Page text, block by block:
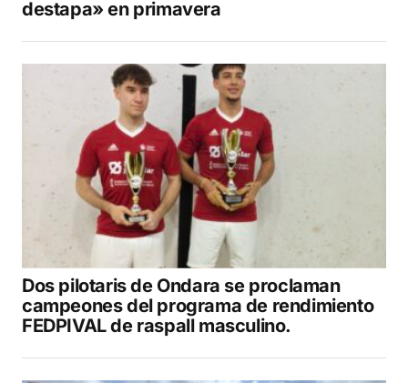
destapa» en primavera
Dos pilotaris de Ondara se proclaman
campeones del programa de rendimiento
FEDPIVAL de raspall masculino.